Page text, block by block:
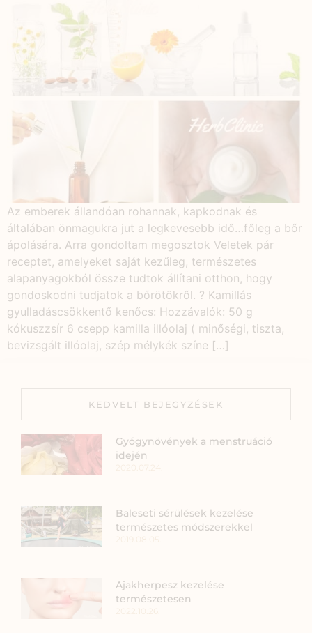
Az emberek állandóan rohannak, kapkodnak és
általában önmagukra jut a legkevesebb idő…főleg a bőr
ápolására. Arra gondoltam megosztok Veletek pár
receptet, amelyeket saját kezűleg, természetes
alapanyagokból össze tudtok állítani otthon, hogy
gondoskodni tudjatok a bőrötökről. ? Kamillás
gyulladáscsökkentő kenőcs: Hozzávalók: 50 g
kókuszzsír 6 csepp kamilla illóolaj ( minőségi, tiszta,
bevizsgált illóolaj, szép mélykék színe […]
KEDVELT BEJEGYZÉSEK
Gyógynövények a menstruáció
idején
Baleseti sérülések kezelése
természetes módszerekkel
Ajakherpesz kezelése
természetesen